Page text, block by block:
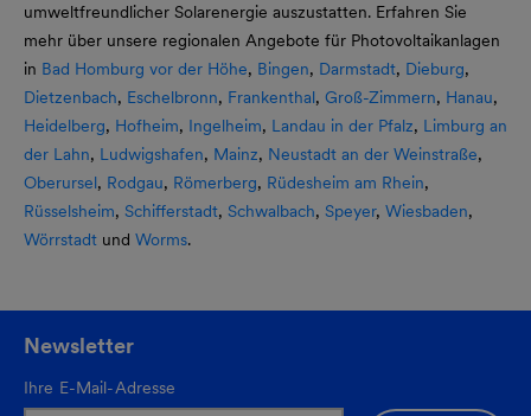
umweltfreundlicher Solarenergie auszustatten. Erfahren Sie
mehr über unsere regionalen Angebote für Photovoltaikanlagen
in Bad Homburg vor der Höhe, Bingen, Darmstadt, Dieburg,
Dietzenbach, Eschelbronn, Frankenthal, Groß-Zimmern, Hanau,
Heidelberg, Hofheim, Ingelheim, Landau in der Pfalz, Limburg an
der Lahn, Ludwigshafen, Mainz, Neustadt an der Weinstraße,
Oberursel, Rodgau, Römerberg, Rüdesheim am Rhein,
Rüsselsheim, Schifferstadt, Schwalbach, Speyer, Wiesbaden,
Wörrstadt und Worms.
Newsletter
Ihre E-Mail-Adresse